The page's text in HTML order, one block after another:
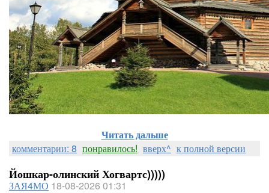
Читать дальше
комментарии: 8 понравилось! вверх^ к полной версии
Йошкар-олинский Хогвартс)))))
ЗАЯ4МО 18-08-2026 01:31